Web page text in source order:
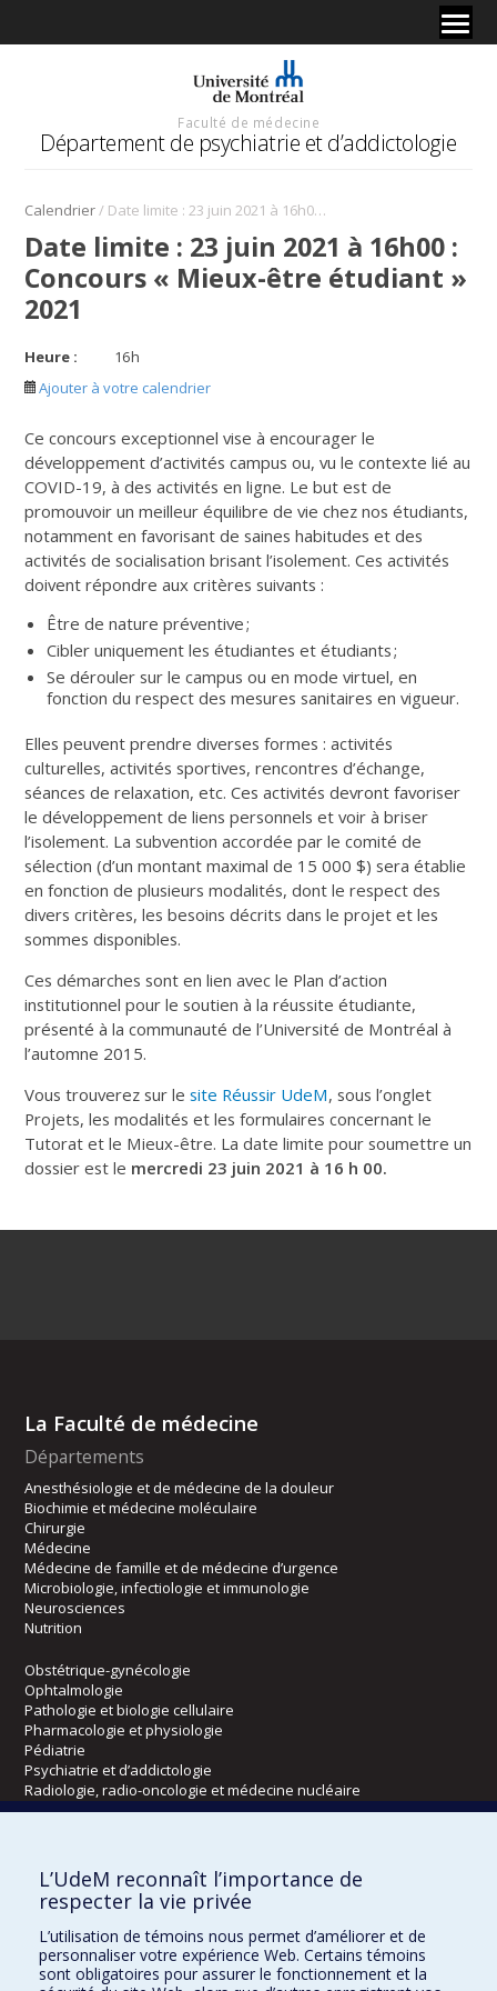
Faculté de médecine
Département de psychiatrie et d’addictologie
Calendrier/ Date limite : 23 juin 2021 à 16h00 : Concours « Mieux-être étudiant » 2021
Date limite : 23 juin 2021 à 16h00 :
Concours « Mieux-être étudiant »
2021
Heure : 16h
Ajouter à votre calendrier
Ce concours exceptionnel vise à encourager le
développement d’activités campus ou, vu le contexte lié au
COVID-19, à des activités en ligne. Le but est de
promouvoir un meilleur équilibre de vie chez nos étudiants,
notamment en favorisant de saines habitudes et des
activités de socialisation brisant l’isolement. Ces activités
doivent répondre aux critères suivants :
Être de nature préventive ;
Cibler uniquement les étudiantes et étudiants ;
Se dérouler sur le campus ou en mode virtuel, en
fonction du respect des mesures sanitaires en vigueur.
Elles peuvent prendre diverses formes : activités
culturelles, activités sportives, rencontres d’échange,
séances de relaxation, etc. Ces activités devront favoriser
le développement de liens personnels et voir à briser
l’isolement. La subvention accordée par le comité de
sélection (d’un montant maximal de 15 000 $) sera établie
en fonction de plusieurs modalités, dont le respect des
divers critères, les besoins décrits dans le projet et les
sommes disponibles.
Ces démarches sont en lien avec le Plan d’action
institutionnel pour le soutien à la réussite étudiante,
présenté à la communauté de l’Université de Montréal à
l’automne 2015.
Vous trouverez sur lesite Réussir UdeM, sous l’onglet
Projets, les modalités et les formulaires concernant le
Tutorat et le Mieux-être. La date limite pour soumettre un
dossier est le mercredi 23 juin 2021 à 16 h 00.
La Faculté de médecine
Départements
Anesthésiologie et de médecine de la douleur
Biochimie et médecine moléculaire
Chirurgie
Médecine
Médecine de famille et de médecine d’urgence
Microbiologie, infectiologie et immunologie
Neurosciences
Nutrition
Obstétrique-gynécologie
Ophtalmologie
Pathologie et biologie cellulaire
Pharmacologie et physiologie
Pédiatrie
Psychiatrie et d’addictologie
Radiologie, radio-oncologie et médecine nucléaire
Kinésiologie et des sciences de l’activité physique
Orthophonie et audiologie
Réadaptation
L’UdeM reconnaît l’importance de
respecter la vie privée
L’utilisation de témoins nous permet d’améliorer et de
personnaliser votre expérience Web. Certains témoins
sont obligatoires pour assurer le fonctionnement et la